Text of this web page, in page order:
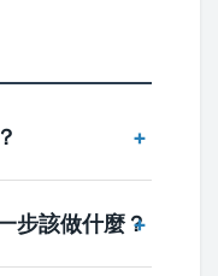
步該做什麼？